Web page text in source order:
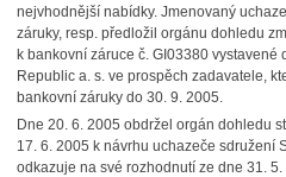
nejvhodnější nabídky. Jmenovaný
záruky, resp. předložil orgánu dohledu
k bankovní záruce č. GI03380 vystavené
Republic a. s. ve prospěch zadavatele,
bankovní záruky do 30. 9. 2005.
Dne 20. 6. 2005 obdržel orgán dohledu
17. 6. 2005 k návrhu uchazeče sdružení
odkazuje na své rozhodnutí ze dne 31.